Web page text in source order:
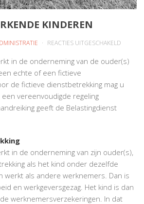
KINDEREN
REACTIES UITGESCHAKELD
in de onderneming van de ouder(s)
echte of een fictieve
de fictieve dienstbetrekking mag u
vereenvoudigde regeling
geeft de Belastingdienst
in de onderneming van zijn ouder(s),
als het kind onder dezelfde
werkt als andere werknemers. Dan is
en werkgeversgezag. Het kind is dan
werknemersverzekeringen. In dat